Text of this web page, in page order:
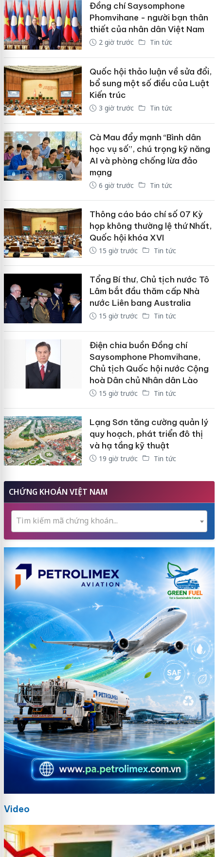
Đồng chí Saysomphone
Phomvihane - người bạn thân
thiết của nhân dân Việt Nam
2 giờ trước Tin tức
Quốc hội thảo luận về sửa đổi,
bổ sung một số điều của Luật
Kiến trúc
3 giờ trước Tin tức
Cà Mau đẩy mạnh “Bình dân
học vụ số”, chú trọng kỹ năng
AI và phòng chống lừa đảo
mạng
6 giờ trước Tin tức
Thông cáo báo chí số 07 Kỳ
họp không thường lệ thứ Nhất,
Quốc hội khóa XVI
15 giờ trước Tin tức
Tổng Bí thư, Chủ tịch nước Tô
Lâm bắt đầu thăm cấp Nhà
nước Liên bang Australia
15 giờ trước Tin tức
Điện chia buồn Đồng chí
Saysomphone Phomvihane,
Chủ tịch Quốc hội nước Cộng
hoà Dân chủ Nhân dân Lào
15 giờ trước Tin tức
Lạng Sơn tăng cường quản lý
quy hoạch, phát triển đô thị
và hạ tầng kỹ thuật
19 giờ trước Tin tức
CHỨNG KHOÁN VIỆT NAM
Tìm kiếm mã chứng khoán...
Video